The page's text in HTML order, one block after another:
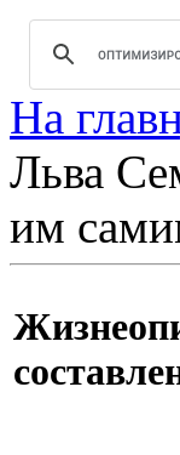
На
Льва
им